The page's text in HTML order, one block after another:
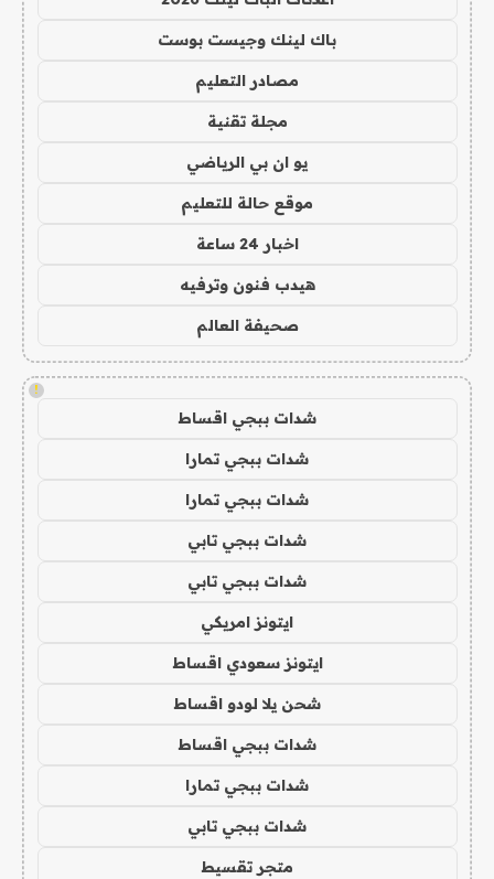
باك لينك وجيست بوست
مصادر التعليم
مجلة تقنية
يو ان بي الرياضي
موقع حالة للتعليم
اخبار 24 ساعة
هيدب فنون وترفيه
صحيفة العالم
!
شدات ببجي اقساط
شدات ببجي تمارا
شدات ببجي تمارا
شدات ببجي تابي
شدات ببجي تابي
ايتونز امريكي
ايتونز سعودي اقساط
شحن يلا لودو اقساط
شدات ببجي اقساط
شدات ببجي تمارا
شدات ببجي تابي
متجر تقسيط